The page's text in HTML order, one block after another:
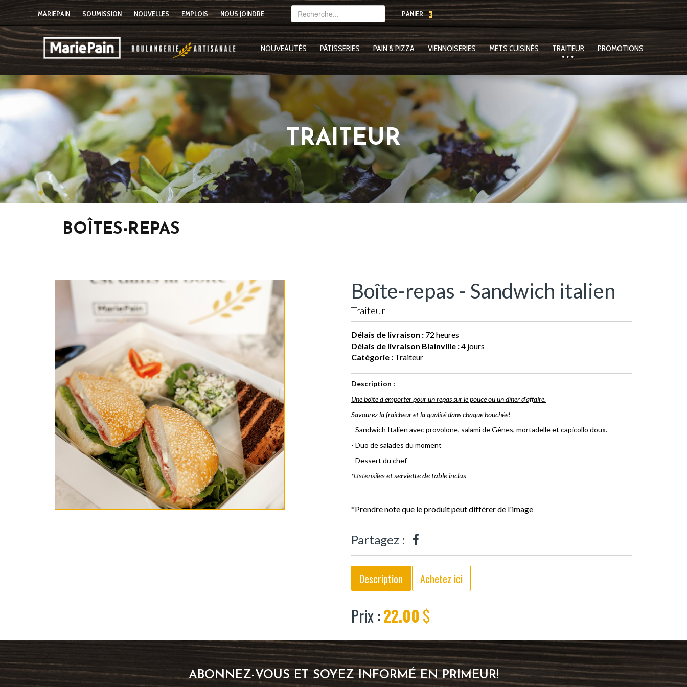
MARIEPAIN SOUMISSION NOUVELLES EMPLOIS NOUS JOINDRE
Mot(s)-
clé(s)
PANIER 0
NOUVEAUTÉS PÂTISSERIES PAIN & PIZZA VIENNOISERIES METS CUISINÉS TRAITEUR PROMOTIONS
TRAITEUR
BOÎTES-REPAS
Boîte-repas - Sandwich italien
Traiteur
Délais de livraison : 72 heures
Délais de livraison Blainville :4 jours
Catégorie : Traiteur
Description :
Une boîte à emporter pour un repas sur le pouce ou un dîner d'affaire.
Savourez la fraîcheur et la qualité dans chaque bouchée!
- Sandwich Italien avec provolone, salami de Gênes, mortadelle et capicollo doux.
- Duo de salades du moment
- Dessert du chef
*Ustensiles et serviette de table inclus
*Prendre note que le produit peut différer de l'image
Partagez :
Description Achetez ici
Prix :22.00 $
ABONNEZ-VOUS ET SOYEZ INFORMÉ EN PRIMEUR!